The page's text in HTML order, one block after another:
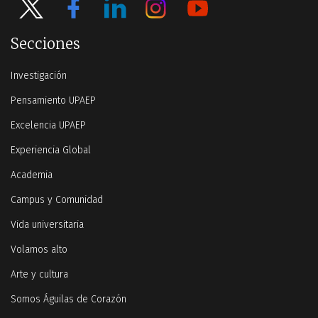
Secciones
Investigación
Pensamiento UPAEP
Excelencia UPAEP
Experiencia Global
Academia
Campus y Comunidad
Vida universitaria
Volamos alto
Arte y cultura
Somos Águilas de Corazón